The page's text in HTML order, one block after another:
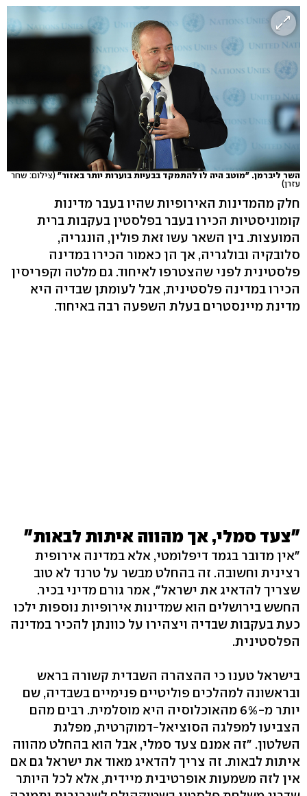
השר ליברמן. "מוטב היה לו להתמקד בבעיות בוערות יותר באזור" (צילום: שחר
עזרן)
חלק מהמדינות האירופיות שהיו בעבר מדינות
קומוניסטיות הכירו בעבר בפלסטין בעקבות ברית
המועצות. בין השאר עשו זאת פולין, הונגריה,
סלובקיה ובולגריה, אך הן כאמור הכירו במדינה
פלסטינית לפני שהצטרפו לאיחוד. גם מלטה וקפריסין
הכירו במדינה פלסטינית, אבל לעומתן שבדיה היא
מדינת מיינסטרים בעלת השפעה רבה באיחוד.
"צעד סמלי, אך מהווה איתות לבאות"
"אין מדובר בגמד דיפלומטי, אלא במדינה אירופית
רצינית וחשובה. זה בהחלט מבשר על טרנד לא טוב
שצריך להדאיג את ישראל", אמר גורם מדיני בכיר.
החשש בירושלים הוא שמדינות אירופיות נוספות ילכו
כעת בעקבות שבדיה ויצהירו על כוונתן להכיר במדינה
הפלסטינית.
בישראל טענו כי ההצהרה השבדית קשורה בראש
ובראשונה למהלכים פוליטיים פנימיים בשבדיה, שם
יותר מ-6% מהאוכלוסיה היא מוסלמית. רבים מהם
הצביעו למפלגה הסוציאל-דמוקרטית, מפלגת
השלטון. "זה אמנם צעד סמלי, אבל הוא בהחלט מהווה
איתות לבאות. זה צריך להדאיג מאוד את ישראל גם אם
אין לזה משמעות אופרטיבית מיידית, אלא לכל היותר